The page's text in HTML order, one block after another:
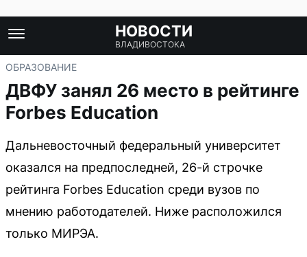
НОВОСТИ
ВЛАДИВОСТОКА
ОБРАЗОВАНИЕ
ДВФУ занял 26 место в рейтинге
Forbes Education
Дальневосточный федеральный университет
оказался на предпоследней, 26-й строчке
рейтинга Forbes Education среди вузов по
мнению работодателей. Ниже расположился
только МИРЭА.